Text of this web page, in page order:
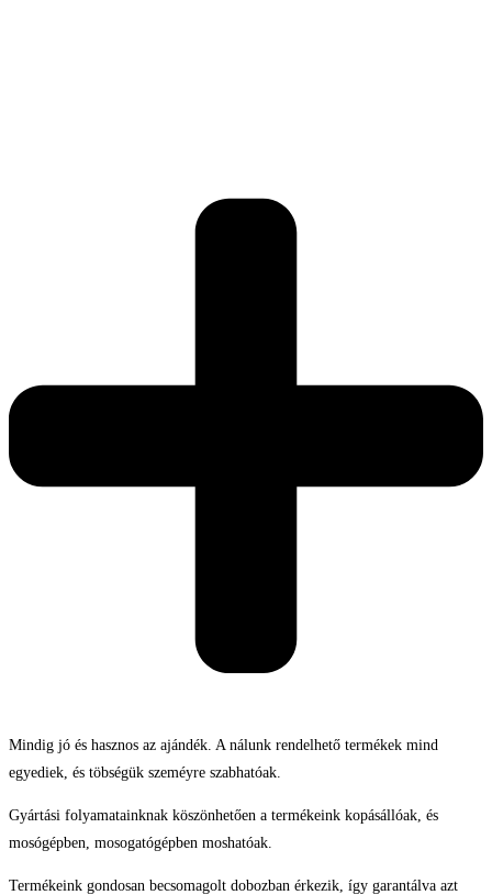
Mindig jó és hasznos az ajándék. A nálunk rendelhető termékek mind
egyediek, és töbségük szeméyre szabhatóak.
Gyártási folyamatainknak köszönhetően a termékeink kopásállóak, és
mosógépben, mosogatógépben moshatóak.
Termékeink gondosan becsomagolt dobozban érkezik, így garantálva azt